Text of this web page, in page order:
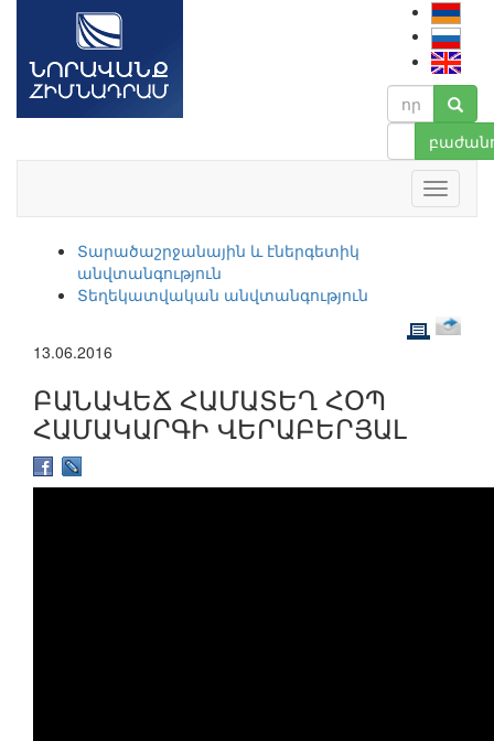
Տարածաշրջանային և էներգետիկ
անվտանգություն
Տեղեկատվական անվտանգություն
13.06.2016
ԲԱՆԱՎԵՃ ՀԱՄԱՏԵՂ ՀՕՊ
ՀԱՄԱԿԱՐԳԻ ՎԵՐԱԲԵՐՅԱԼ